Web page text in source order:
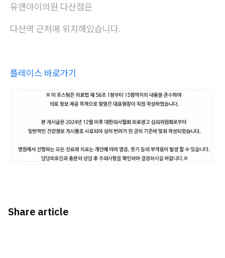
유앤아이의원 다산점은
다산역 근처에 위치해있습니다.
플레이스 바로가기
Share article